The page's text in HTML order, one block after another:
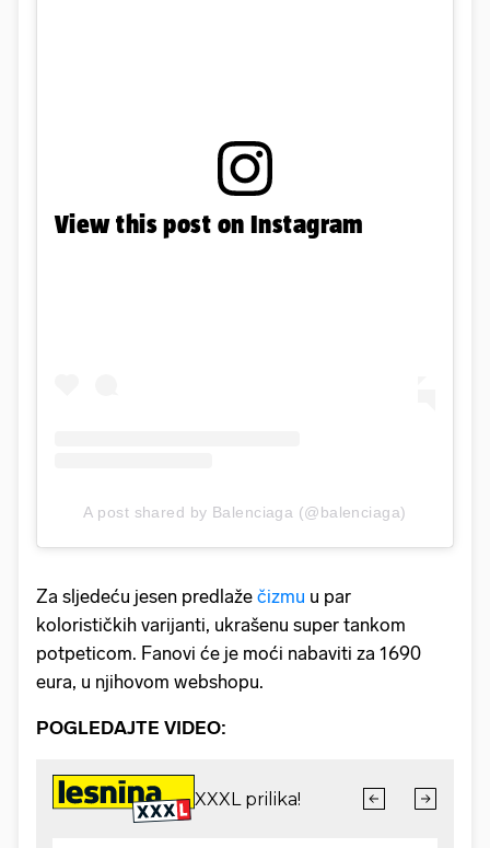
View this post on Instagram
A post shared by Balenciaga (@balenciaga)
Za sljedeću jesen predlaže čizmu u par
kolorističkih varijanti, ukrašenu super tankom
potpeticom. Fanovi će je moći nabaviti za 1690
eura, u njihovom webshopu.
POGLEDAJTE VIDEO: